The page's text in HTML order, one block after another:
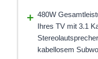
480W
Ihres TV mit 3.1
kabellosem